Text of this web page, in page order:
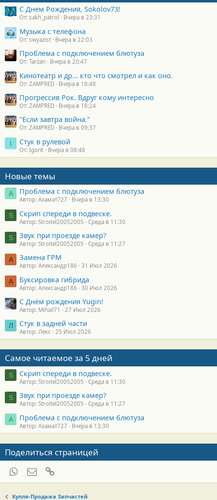
С Днем Рождения, Sokolov73!
От: sakh_patrol Вчера в 23:31
Музыка с телефона
От: swyazist Вчера в 22:03
Проблема с подключением блютуза
От: Tarzan Вчера в 20:47
Кинотеатр и др... кто что смотрел и как оно.
От: ZAMPRED Вчера в 18:48
Прогрессив Рок. Вдруг кому интересно
От: ZAMPRED Вчера в 18:24
"Если завтра война."
От: ZAMPRED Вчера в 09:37
I Стук в рулевой
От: IgorK Вчера в 08:48
Новые темы
А Проблема с подключением блютуза
Автор: Азамат727 Вчера в 13:30
S Скрип спереди в подвеске.
Автор: Stroitel20052005 Среда в 11:30
S Звук при проезде камер?
Автор: Stroitel20052005 Среда в 11:27
А Замена ГРМ
Автор: Александр186 31 Июл 2026
А Буксировка гибрида
Автор: Александр186 30 Июл 2026
С Днём рождения Yugin!
Автор: Mihail71 27 Июл 2026
Л Стук в задней части
Автор: Лекс 25 Июл 2026
Самое читаемое за 5 дней
S Скрип спереди в подвеске.
Автор: Stroitel20052005 Среда в 11:30
S Звук при проезде камер?
Автор: Stroitel20052005 Среда в 11:27
А Проблема с подключением блютуза
Автор: Азамат727 Вчера в 13:30
Поделиться страницей
WhatsAppЭлектронная почта
Купля-Продажа Запчастей